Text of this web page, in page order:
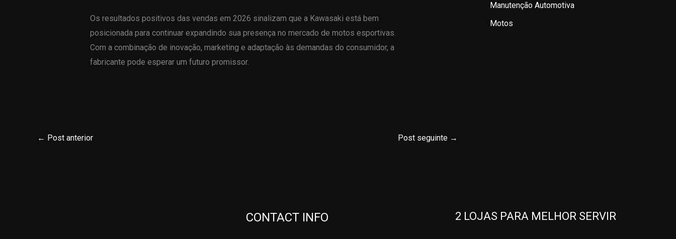
Os resultados positivos das vendas em 2026 sinalizam que a Kawasaki está bem
posicionada para continuar expandindo sua presença no mercado de motos esportivas.
Com a combinação de inovação, marketing e adaptação às demandas do consumidor, a
fabricante pode esperar um futuro promissor.
← Post anterior Post seguinte →
Manutenção Automotiva
Motos
CONTACT INFO 2 LOJAS PARA MELHOR SERVIR